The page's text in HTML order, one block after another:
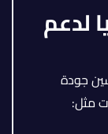
لدعم
جودة
مثل: